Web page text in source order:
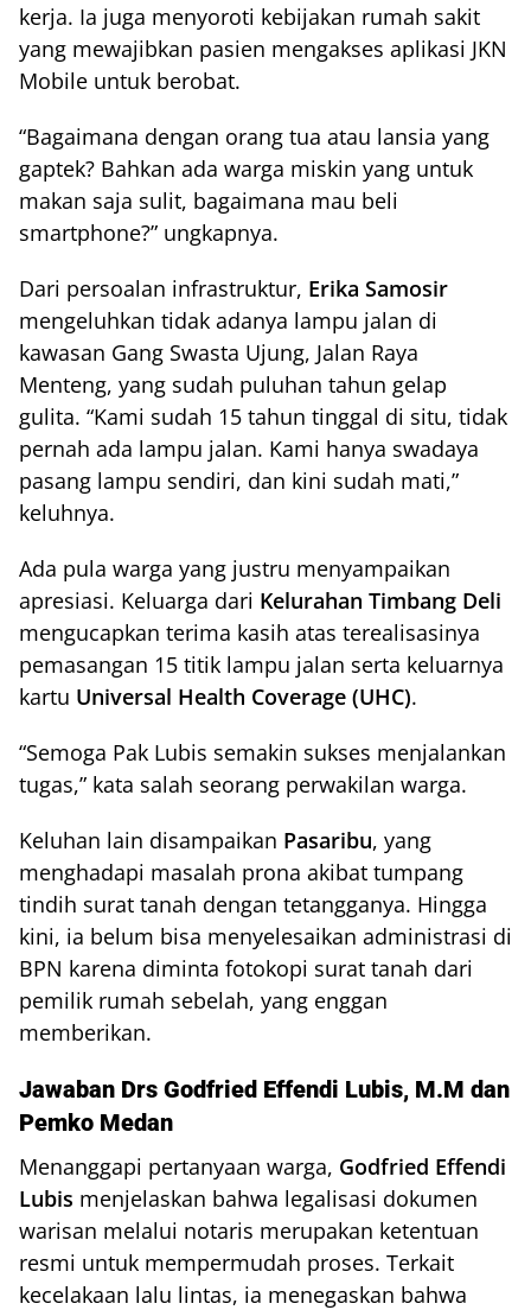
kerja. Ia juga menyoroti kebijakan rumah sakit
yang mewajibkan pasien mengakses aplikasi JKN
Mobile untuk berobat.
“Bagaimana dengan orang tua atau lansia yang
gaptek? Bahkan ada warga miskin yang untuk
makan saja sulit, bagaimana mau beli
smartphone?” ungkapnya.
Dari persoalan infrastruktur, Erika Samosir
mengeluhkan tidak adanya lampu jalan di
kawasan Gang Swasta Ujung, Jalan Raya
Menteng, yang sudah puluhan tahun gelap
gulita. “Kami sudah 15 tahun tinggal di situ, tidak
pernah ada lampu jalan. Kami hanya swadaya
pasang lampu sendiri, dan kini sudah mati,”
keluhnya.
Ada pula warga yang justru menyampaikan
apresiasi. Keluarga dari Kelurahan Timbang Deli
mengucapkan terima kasih atas terealisasinya
pemasangan 15 titik lampu jalan serta keluarnya
kartu Universal Health Coverage (UHC).
“Semoga Pak Lubis semakin sukses menjalankan
tugas,” kata salah seorang perwakilan warga.
Keluhan lain disampaikan Pasaribu, yang
menghadapi masalah prona akibat tumpang
tindih surat tanah dengan tetangganya. Hingga
kini, ia belum bisa menyelesaikan administrasi di
BPN karena diminta fotokopi surat tanah dari
pemilik rumah sebelah, yang enggan
memberikan.
Jawaban Drs Godfried Effendi Lubis, M.M dan
Pemko Medan
Menanggapi pertanyaan warga, Godfried Effendi
Lubis menjelaskan bahwa legalisasi dokumen
warisan melalui notaris merupakan ketentuan
resmi untuk mempermudah proses. Terkait
kecelakaan lalu lintas, ia menegaskan bahwa